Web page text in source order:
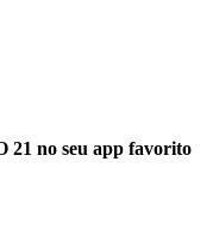
21 no seu app favorito